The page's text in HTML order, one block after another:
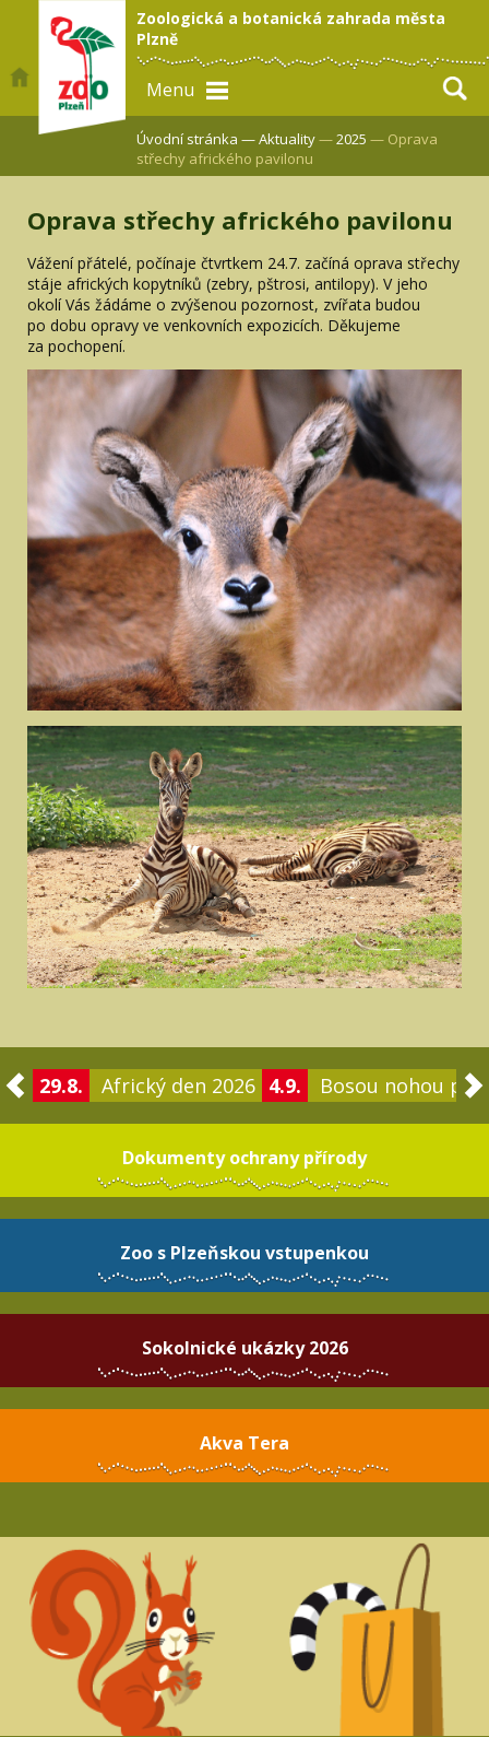
Zoologická a botanická zahrada města
Plzně
Menu
Úvodní stránka —Aktuality—2025 — Oprava
střechy afrického pavilonu
Oprava střechy afrického pavilonu
Vážení přátelé, počínaje čtvrtkem 24.7. začíná oprava střechy
stáje afrických kopytníků (zebry, pštrosi, antilopy). V jeho
okolí Vás žádáme o zvýšenou pozornost, zvířata budou
po dobu opravy ve venkovních expozicích. Děkujeme
za pochopení.
29.8. Africký den 2026 4.9. Bosou nohou po
Dokumenty ochrany přírody
Zoo s Plzeňskou vstupenkou
Sokolnické ukázky 2026
Akva Tera